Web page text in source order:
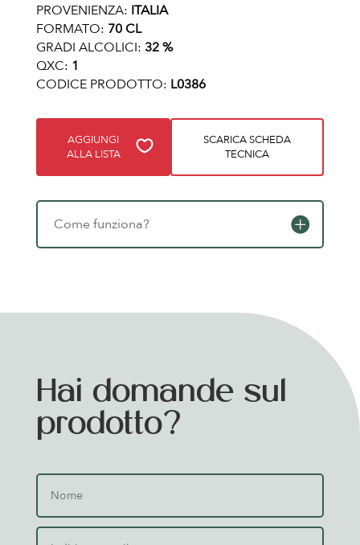
PROVENIENZA: ITALIA
FORMATO: 70 CL
GRADI ALCOLICI: 32 %
QXC: 1
CODICE PRODOTTO: L0386
AGGIUNGI
ALLA LISTA
SCARICA SCHEDA
TECNICA
Come funziona?
Hai domande sul
prodotto?